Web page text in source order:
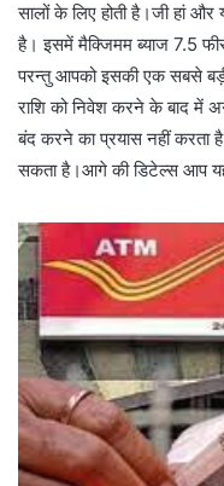
सालों के लिए होती है।जी हां
है। इसमें मैक्जिमम ब्याज 7.5
परन्तु आपको इसकी एक सबसे
राशि को निवेश करने के बाद में
बंद करने का प्रयास नहीं करता
सकता है।आगे की डिटेल्स आप